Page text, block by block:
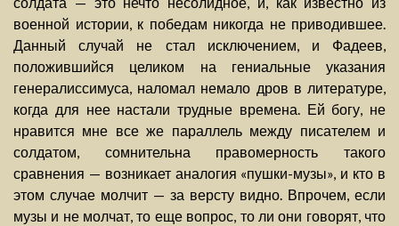
военной истории, к победам никогда не приводившее.
Данный случай не стал исключением, и Фадеев,
положившийся целиком на гениальные указания
генералиссимуса, наломал немало дров в литературе,
когда для нее настали трудные времена. Ей богу, не
нравится мне все же параллель между писателем и
солдатом, сомнительна правомерность такого
сравнения — возникает аналогия «пушки-музы», и кто в
этом случае молчит — за версту видно. Впрочем, если
музы и не молчат, то еще вопрос, то ли они говорят, что